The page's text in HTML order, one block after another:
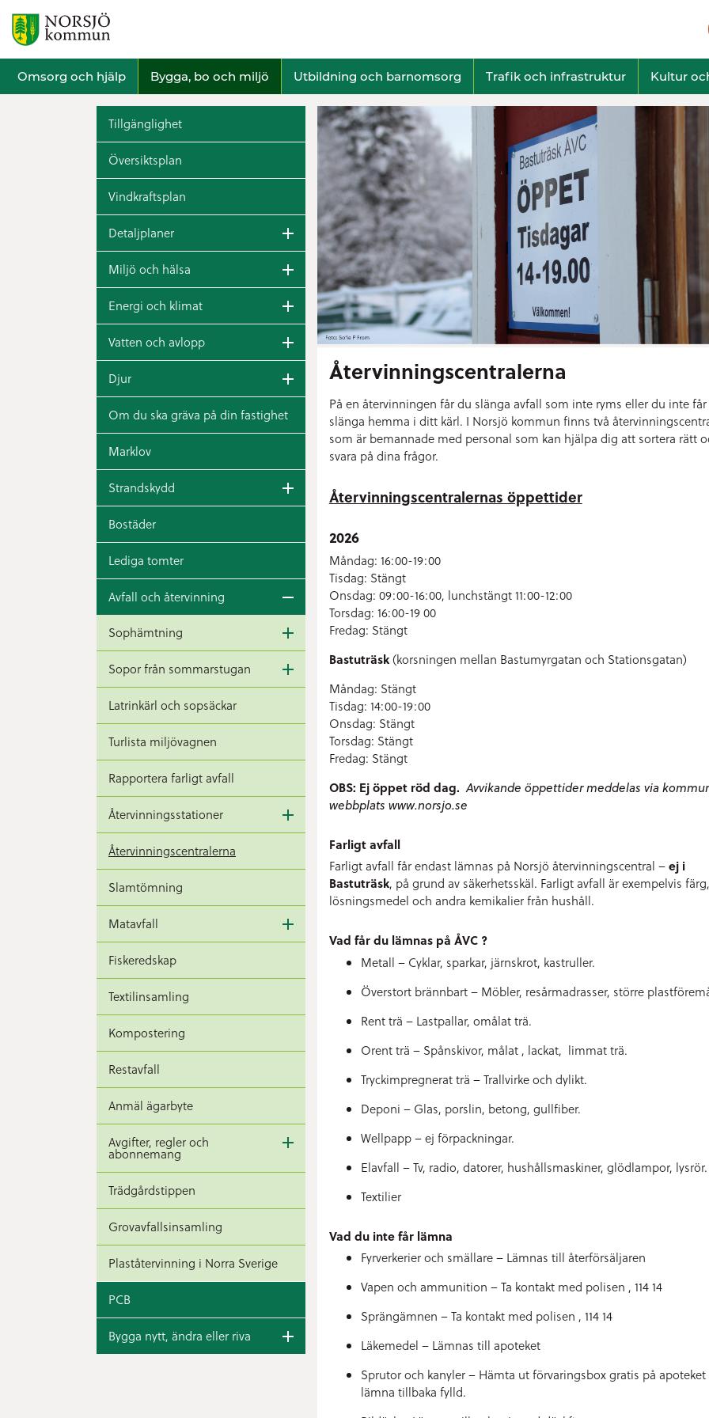
Omsorg och hjälp Bygga, bo och miljö Utbildning och barnomsorg Trafik och infrastruktur Kultur
Tillgänglighet
Översiktsplan
Vindkraftsplan
Detaljplaner
Miljö och hälsa
Energi och klimat
Vatten och avlopp
Djur
Om du ska gräva på din fastighet
Marklov
Strandskydd
Bostäder
Lediga tomter
Avfall och återvinning
Sophämtning
Sopor från sommarstugan
Latrinkärl och sopsäckar
Turlista miljövagnen
Rapportera farligt avfall
Återvinningsstationer
Återvinningscentralerna
Slamtömning
Matavfall
Fiskeredskap
Textilinsamling
Kompostering
Restavfall
Anmäl ägarbyte
Avgifter, regler och
abonnemang
Trädgårdstippen
Grovavfallsinsamling
Plaståtervinning i Norra Sverige
PCB
Bygga nytt, ändra eller riva
Återvinningscentralerna
På en återvinningen får du slänga avfall som inte ryms eller du inte får
slänga hemma i ditt kärl. I Norsjö kommun finns två
som är bemannade med personal som kan hjälpa dig att sortera rätt
svara på dina frågor.
Återvinningscentralernas öppettider
2026
Måndag: 16:00-19:00
Tisdag: Stängt
Onsdag: 09:00-16:00, lunchstängt 11:00-12:00
Torsdag: 16:00-19 00
Fredag: Stängt
Bastuträsk(korsningen mellan Bastumyrgatan och Stationsgatan)
Måndag: Stängt
Tisdag: 14:00-19:00
Onsdag: Stängt
Torsdag: Stängt
Fredag: Stängt
OBS: Ej öppet röd dag.Avvikande öppettider meddelas via
webbplats www.norsjo.se
Farligt avfall
Farligt avfall får endast lämnas på Norsjö återvinningscentral –ej i
Bastuträsk, på grund av säkerhetsskäl. Farligt avfall är exempelvis färg,
lösningsmedel och andra kemikalier från hushåll.
Vad får du lämnas på ÅVC ?
Metall – Cyklar, sparkar, järnskrot, kastruller.
Överstort brännbart – Möbler, resårmadrasser, större
Rent trä – Lastpallar, omålat trä.
Orent trä – Spånskivor, målat , lackat, limmat trä.
Tryckimpregnerat trä – Trallvirke och dylikt.
Deponi – Glas, porslin, betong, gullfiber.
Wellpapp – ej förpackningar.
Elavfall – Tv, radio, datorer, hushållsmaskiner, glödlampor, lysrör.
Textilier
Vad du inte får lämna
Fyrverkerier och smällare – Lämnas till återförsäljaren
Vapen och ammunition – Ta kontakt med polisen , 114 14
Sprängämnen – Ta kontakt med polisen , 114 14
Läkemedel – Lämnas till apoteket
Sprutor och kanyler – Hämta ut förvaringsbox gratis på apoteket
lämna tillbaka fylld.